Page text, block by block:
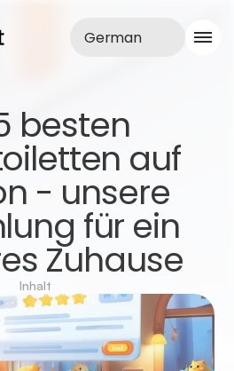
Fallstudie
Blog
Über uns
German
besten
auf
- unsere
für ein
Zuhause
Inhalt